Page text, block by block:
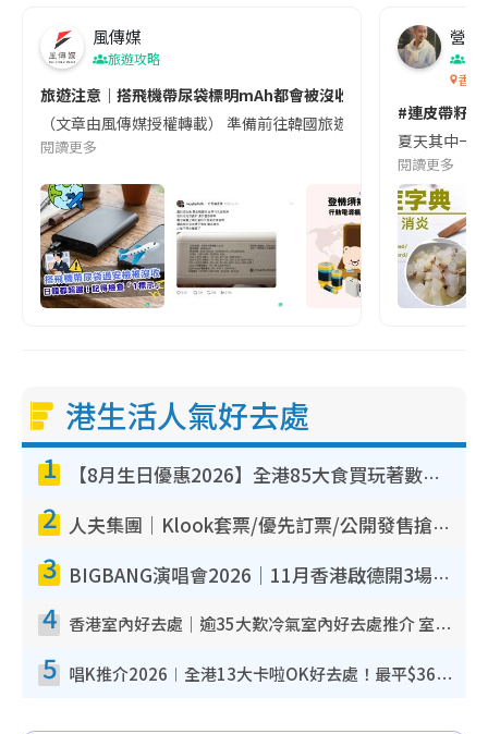
風傳媒
旅遊攻略
旅遊注意｜搭飛機帶尿袋標明mAh都會被沒收😱出發前切記檢查
（文章由風傳媒授權轉載） 準備前往韓國旅遊的民眾，近期要
閱讀更多
營養
香港
#連皮帶籽
夏天其中一
閱讀更多
港生活人氣好去處
1 【8月生日優惠2026】全港85大食買玩著數攻略 自助餐/火鍋放題同行免費＋誠品/DONKI送現金券
2 人夫集團｜Klook套票/優先訂票/公開發售搶飛攻略！附票價.購票連結.場地座位表
3 BIGBANG演唱會2026｜11月香港啟德開3場！實名制VIP申請、優先購票攻略
4 香港室內好去處｜逾35大歎冷氣室內好去處推介 室內活動免費避雨無懼落雨
5 唱K推介2026︱全港13大卡啦OK好去處！最平$36起 日文K都有！(附地址+收費詳情)